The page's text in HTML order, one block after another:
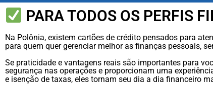
PARA TODOS OS PERFIS
Na Polônia, existem cartões de crédito pensados para
para quem quer gerenciar melhor as finanças pessoais,
Se praticidade e vantagens reais são importantes para
segurança nas operações e proporcionam uma
e isenção de taxas, eles tornam seu dia a dia financeiro